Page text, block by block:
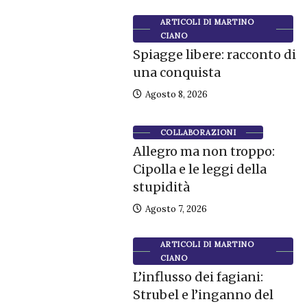
ARTICOLI DI MARTINO
CIANO
Spiagge libere: racconto di
una conquista
Agosto 8, 2026
COLLABORAZIONI
Allegro ma non troppo:
Cipolla e le leggi della
stupidità
Agosto 7, 2026
ARTICOLI DI MARTINO
CIANO
L’influsso dei fagiani:
Strubel e l’inganno del